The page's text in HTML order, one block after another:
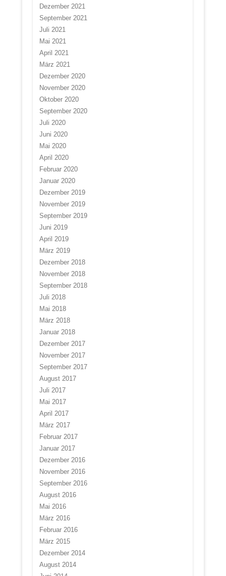
Dezember 2021
September 2021
Juli 2021
Mai 2021
April 2021
März 2021
Dezember 2020
November 2020
Oktober 2020
September 2020
Juli 2020
Juni 2020
Mai 2020
April 2020
Februar 2020
Januar 2020
Dezember 2019
November 2019
September 2019
Juni 2019
April 2019
März 2019
Dezember 2018
November 2018
September 2018
Juli 2018
Mai 2018
März 2018
Januar 2018
Dezember 2017
November 2017
September 2017
August 2017
Juli 2017
Mai 2017
April 2017
März 2017
Februar 2017
Januar 2017
Dezember 2016
November 2016
September 2016
August 2016
Mai 2016
März 2016
Februar 2016
März 2015
Dezember 2014
August 2014